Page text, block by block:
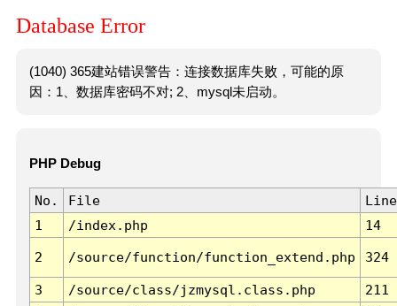
Database Error
(1040) 365建站错误警告：连接数据库失败，可能的原
因：1、数据库密码不对; 2、mysql未启动。
PHP Debug
No. File
Line
1
/index.php 14
2 /source/function/function_extend.php 324
3 /source/class/jzmysql.class.php
211